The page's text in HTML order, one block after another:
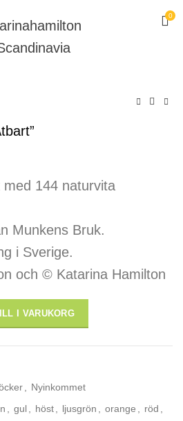
0
144 naturvita
Munkens Bruk.
i Sverige.
och © Katarina Hamilton
I VARUKORG
Nyinkommet
gul höst ljusgrön orange röd